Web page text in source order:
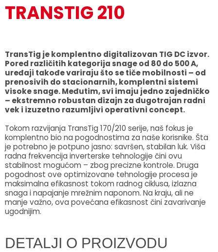
TRANSTIG 210
TransTig je komplentno digitalizovan TIG DC izvor.
Pored različitih kategorija snage od 80 do 500 A,
uređaji takođe variraju što se tiče mobilnosti – od
prenosivih do stacionarnih, komplentni sistemi
visoke snage. Međutim, svi imaju jedno zajedničko
– ekstremno robustan dizajn za dugotrajan radni
vek i izuzetno razumljivi operativni concept.
Tokom razvijanja TransTig 170/210 serije, naš fokus je
komplentno bio na pogodnostima za naše korisnike. Šta
je potrebno je potpuno jasno: savršen, stabilan luk. Viša
radna frekvencija inverterske tehnologije čini ovu
stabilnost mogućom – zbog precizne kontrole. Druga
pogodnost ove optimizovane tehnologije procesa je
maksimalna efikasnost tokom radnog ciklusa, izlazna
snaga i napajanje mrežnim naponom. Na kraju, ali ne
manje važno, ova povećana efikasnost čini zavarivanje
ugodnijim.
DETALJI O PROIZVODU